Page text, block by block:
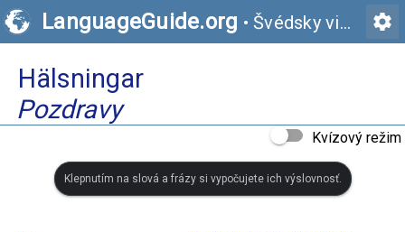
LanguageGuide.org • Švédsky vizuálny slovník settings
Hälsningar
Pozdravy
Kvízový režim
Klepnutím na slová a frázy si vypočujete ich výslovnosť.